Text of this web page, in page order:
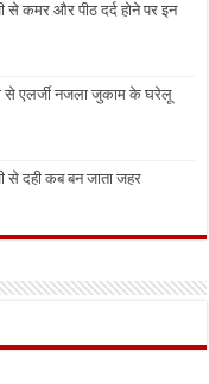
से कमर और पीठ दर्द होने पर इन
से एलर्जी नजला जुकाम के घरेलू
से दही कब बन जाता जहर